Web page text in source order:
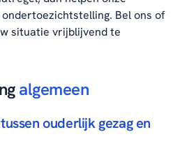
ondertoezichtstelling. Bel ons of
situatie vrijblijvend te
algemeen
ouderlijk gezag en